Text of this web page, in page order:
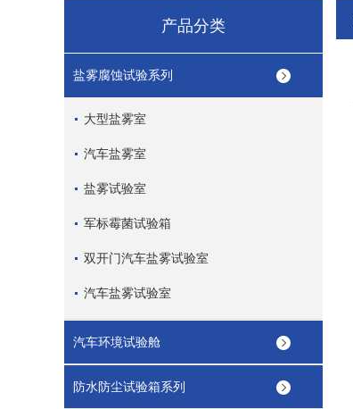
产品分类
盐雾腐蚀试验系列
大型盐雾室
汽车盐雾室
盐雾试验室
军标霉菌试验箱
双开门汽车盐雾试验室
汽车盐雾试验室
汽车环境试验舱
防水防尘试验箱系列